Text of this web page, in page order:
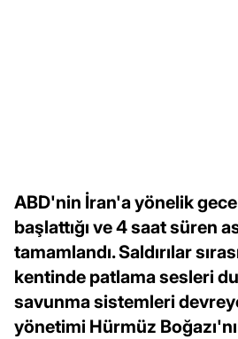
ABD'nin İran'a yönelik
başlattığı ve 4 saat süren
tamamlandı. Saldırılar
kentinde patlama sesleri
savunma sistemleri
yönetimi Hürmüz